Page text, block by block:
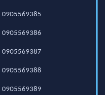
0905569385
0905569386
0905569387
0905569388
0905569389